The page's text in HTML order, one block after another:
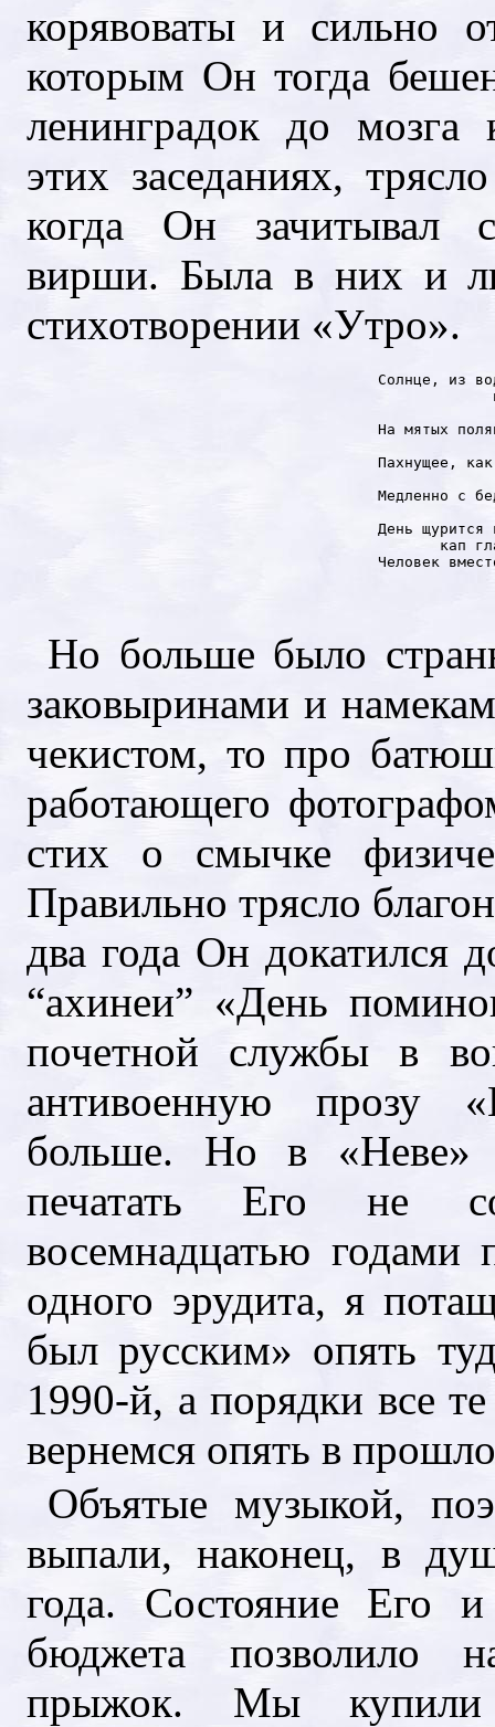
корявоваты и сильно
которым Он тогда
ленинградок до мозга
этих заседаниях,
когда Он зачитывал
вирши. Была в них и
стихотворении «Утро».
Солнце, из
На мятых
Пахнущее,
Медленно с
День щурится
кап
Человек
Но больше было
заковыринами и
чекистом, то про
работающего
стих о смычке
Правильно трясло
два года Он докатился
“ахинеи” «День
почетной службы в
антивоенную прозу
больше. Но в «Неве»
печатать Его не
восемнадцатью годами
одного эрудита, я
был русским» опять
1990-й, а порядки все
вернемся опять в
Объятые музыкой,
выпали, наконец, в
года. Состояние Его
бюджета позволило
прыжок. Мы купили